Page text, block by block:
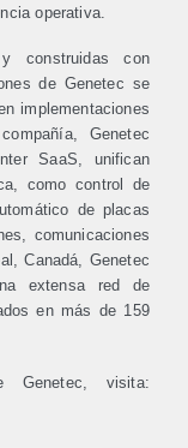
operativa.
construidas con
de Genetec se
implementaciones
Genetec
SaaS, unifican
como control de
de placas
comunicaciones
Canadá, Genetec
extensa red de
en más de 159
Genetec, visita: